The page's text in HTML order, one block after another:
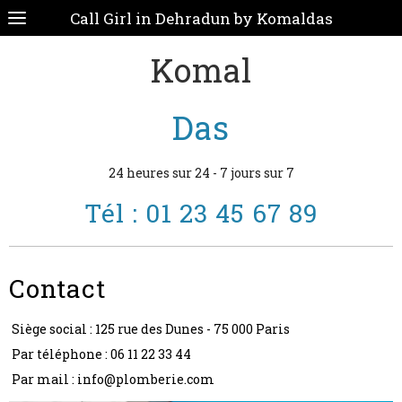
Call Girl in Dehradun by Komaldas
Komal
Das
24 heures sur 24 - 7 jours sur 7
Tél : 01 23 45 67 89
Contact
Siège social : 125 rue des Dunes - 75 000 Paris
Par téléphone : 06 11 22 33 44
Par mail : info@plomberie.com